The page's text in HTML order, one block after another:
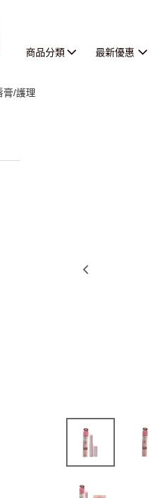
商品分類 最新優惠
膏/護理